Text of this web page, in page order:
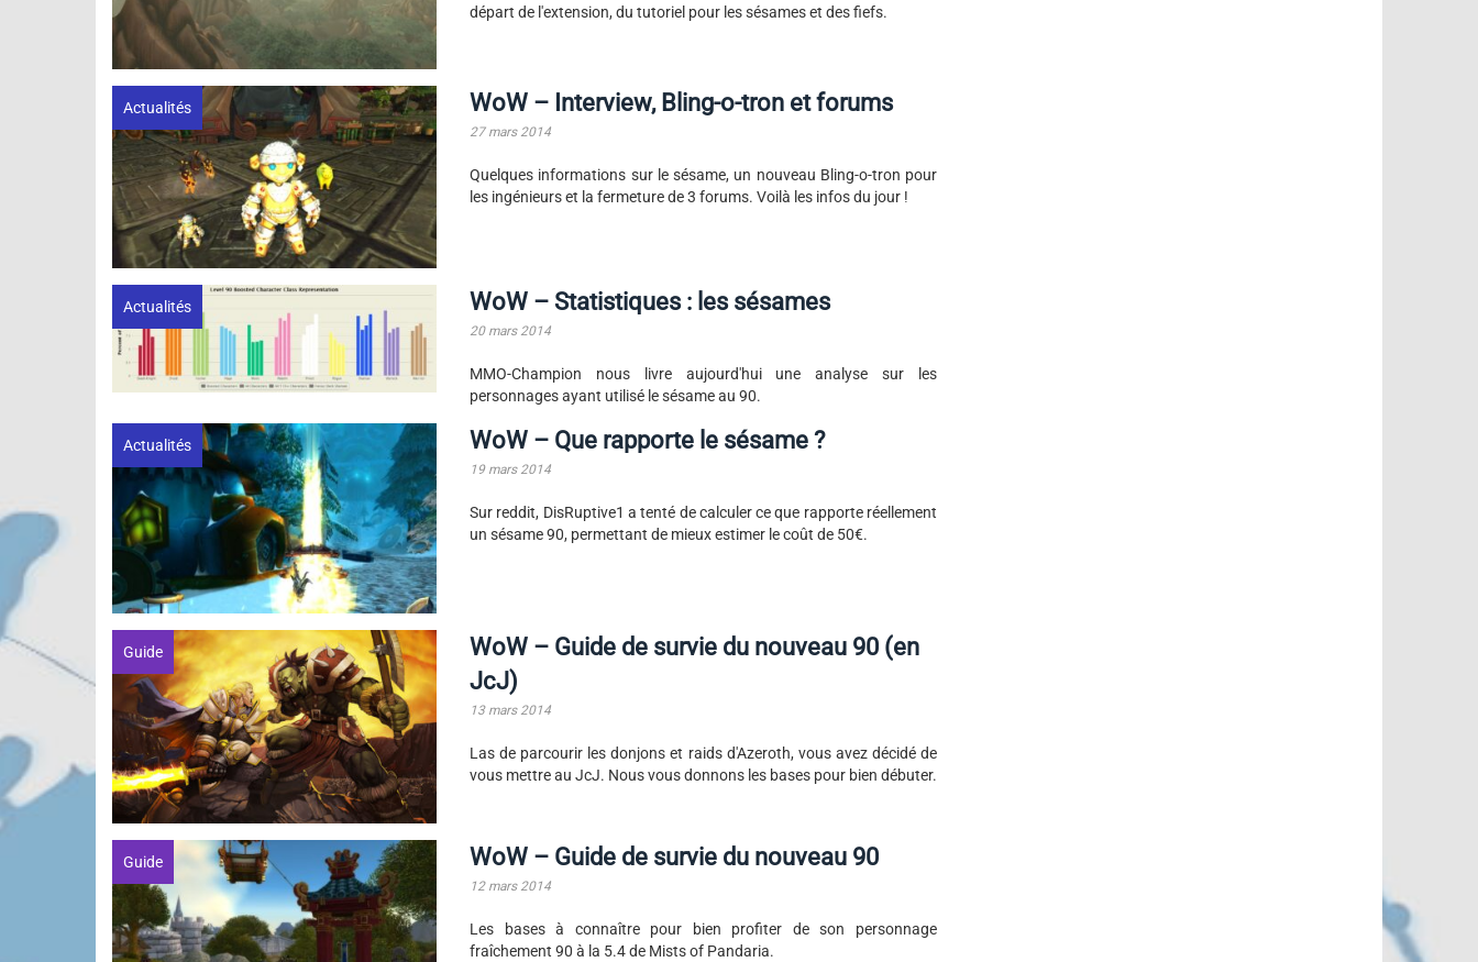
départ de l'extension, du tutoriel pour les sésames et des fiefs.
Actualités WoW – Interview, Bling-o-tron et forums
27 mars 2014
Quelques informations sur le sésame, un nouveau Bling-o-tron pour
les ingénieurs et la fermeture de 3 forums. Voilà les infos du jour !
Actualités WoW – Statistiques : les sésames
20 mars 2014
MMO-Champion nous livre aujourd'hui une analyse sur les
personnages ayant utilisé le sésame au 90.
Actualités WoW – Que rapporte le sésame ?
19 mars 2014
Sur reddit, DisRuptive1 a tenté de calculer ce que rapporte réellement
un sésame 90, permettant de mieux estimer le coût de 50€.
Guide
WoW – Guide de survie du nouveau 90 (en
JcJ)
13 mars 2014
Las de parcourir les donjons et raids d'Azeroth, vous avez décidé de
vous mettre au JcJ. Nous vous donnons les bases pour bien débuter.
Guide WoW – Guide de survie du nouveau 90
12 mars 2014
Les bases à connaître pour bien profiter de son personnage
fraîchement 90 à la 5.4 de Mists of Pandaria.